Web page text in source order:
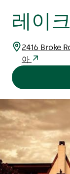
레이
2416 Broke
아